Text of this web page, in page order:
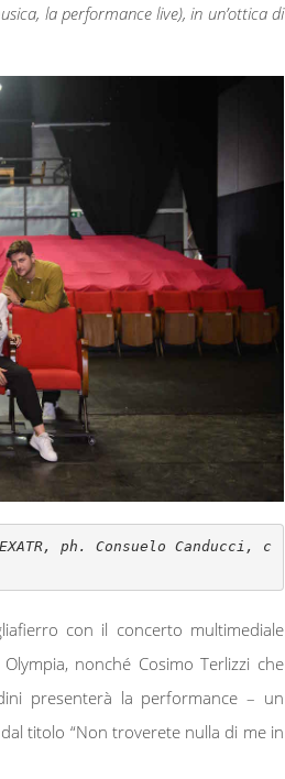
la performance live), in un’ottica di
ph. Consuelo Canducci, c
con il concerto multimediale
nonché Cosimo Terlizzi che
presenterà la performance – un
titolo “Non troverete nulla di me in